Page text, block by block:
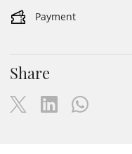
Payment
Share